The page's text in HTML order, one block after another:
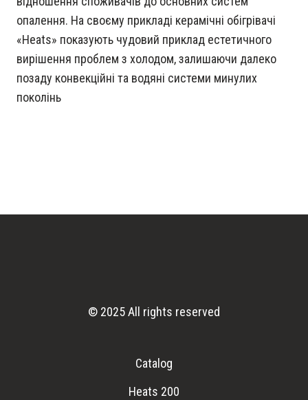
опалення. На своєму прикладі керамічні обігрівачі
«Heats» показують чудовий приклад естетичного
вирішення проблем з холодом, залишаючи далеко
позаду конвекційні та водяні системи минулих
поколінь
© 2025 All rights reserved
Catalog
Heats 200